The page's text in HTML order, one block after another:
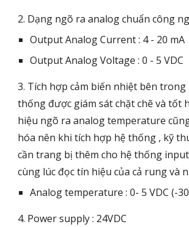
2. Dạng ngõ ra analog chuẩn công
Output Analog Current : 4 - 20 mA
Output Analog Voltage : 0 - 5 VDC
3. Tích hợp cảm biến nhiệt bên trong
thống được giám sát chặt chẽ và tốt
hiệu ngõ ra analog temperature
hóa nên khi tích hợp hệ thống , kỹ
cần trang bị thêm cho hệ thống
cùng lúc đọc tín hiệu của cả rung và
Analog temperature : 0- 5 VDC (-
4. Power supply : 24VDC